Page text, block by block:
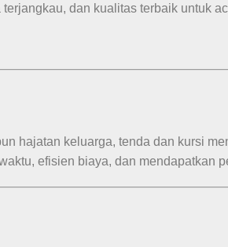
dan kualitas terbaik untuk
hajatan keluarga, tenda dan kursi
efisien biaya, dan mendapatkan